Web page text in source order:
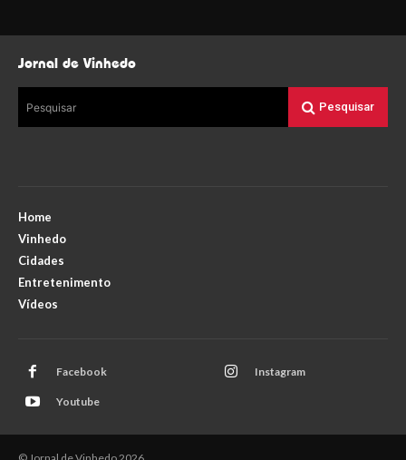
Jornal de Vinhedo
Pesquisar Pesquisar
Home
Vinhedo
Cidades
Entretenimento
Vídeos
Facebook Instagram
Youtube